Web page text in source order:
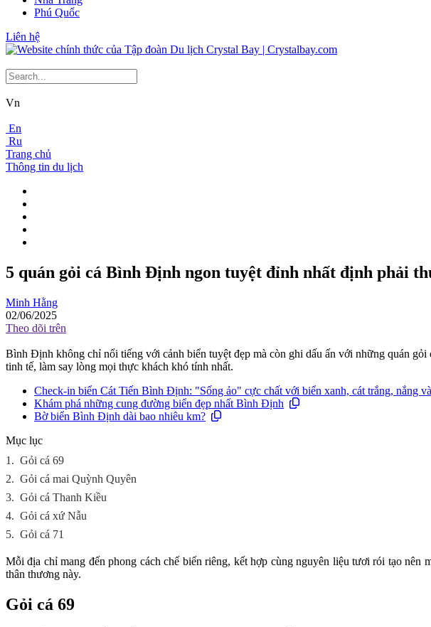
Phú Quốc
Liên hệ
Vn
En
Ru
Trang chủ
Thông tin du lịch
5 quán gỏi cá Bình Định ngon tuyệt đỉnh nhất định phải
Minh Hằng
02/06/2025
Theo dõi trên
Bình Định không chỉ nổi tiếng với cảnh biển tuyệt đẹp mà còn ghi dấu ấn với những quán
tinh tế, làm say lòng mọi thực khách khó tính nhất.
Check-in biển Cát Tiến Bình Định: "Sống ảo" cực chất với biển xanh, cát trắng, nắng
Khám phá những cung đường biển đẹp nhất Bình Định
Bờ biển Bình Định dài bao nhiêu km?
Mục lục
1. Gỏi cá 69
2. Gỏi cá mai Quỳnh Quyên
3. Gỏi cá Thanh Kiều
4. Gỏi cá xứ Nẫu
5. Gỏi cá 71
Mỗi địa chỉ mang đến phong cách chế biến riêng, kết hợp cùng nguyên liệu tươi rói tạo
thân thương này.
Gỏi cá 69